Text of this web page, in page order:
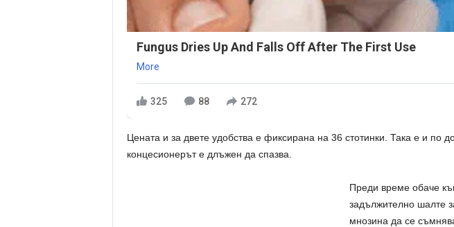
Fungus Dries Up And Falls Off After The First Use
More
325 88 272
Цената и за двете удобства е фиксирана на 36 стотинки. Така е и по
концесионерът е длъжен да спазва.
Преди време обаче
задължително шалте
мнозина да се